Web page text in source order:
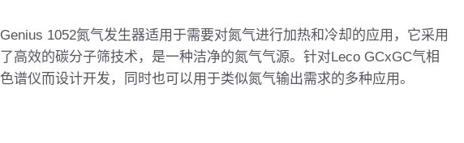
Genius 1052氮气发生器适用于需要对氮气进行加热和冷却的应用，它采用
了高效的碳分子筛技术，是一种洁净的氮气气源。针对Leco GCxGC气相
色谱仪而设计开发，同时也可以用于类似氮气输出需求的多种应用。